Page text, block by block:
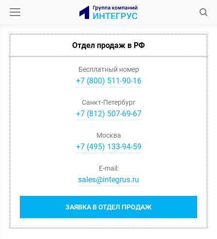
Отдел продаж в РФ
Бесплатный номер
+7 (800) 511-90-16
Санкт-Петербург
+7(812) 507-69-67
Москва
+7(495) 133-94-59
ЗАЯВКА В ОТДЕЛ ПРОДАЖ
E-mail:
sales@integrus.ru